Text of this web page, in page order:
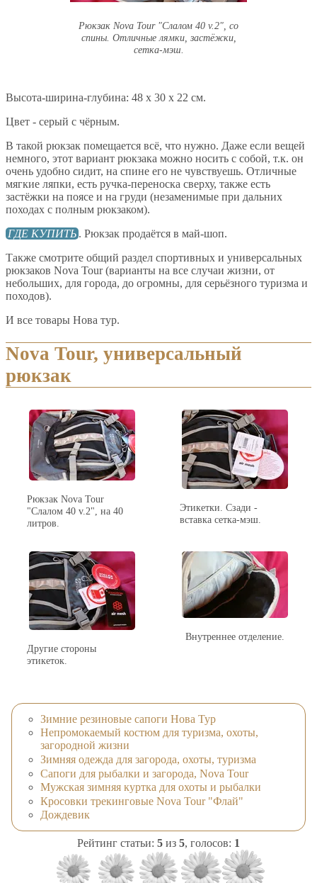
Рюкзак Nova Tour "Слалом 40 v.2", со
спины. Отличные лямки, застёжки,
сетка-мэш.
Высота-ширина-глубина: 48 х 30 х 22 см.
Цвет - серый с чёрным.
В такой рюкзак помещается всё, что нужно. Даже если вещей
немного, этот вариант рюкзака можно носить с собой, т.к. он
очень удобно сидит, на спине его не чувствуешь. Отличные
мягкие ляпки, есть ручка-переноска сверху, также есть
застёжки на поясе и на груди (незаменимые при дальних
походах с полным рюкзаком).
ГДЕ КУПИТЬ . Рюкзак продаётся в май-шоп.
Также смотрите общий раздел спортивных и универсальных
рюкзаков Nova Tour (варианты на все случаи жизни, от
небольших, для города, до огромны, для серьёзного туризма и
походов).
И все товары Нова тур.
Nova Tour, универсальный
рюкзак
Рюкзак Nova Tour
"Слалом 40 v.2", на 40
литров.
Этикетки. Сзади -
вставка сетка-мэш.
Другие стороны
этикеток.
Внутреннее отделение.
Зимние резиновые сапоги Нова Тур
Непромокаемый костюм для туризма, охоты,
загородной жизни
Зимняя одежда для загорода, охоты, туризма
Сапоги для рыбалки и загорода, Nova Tour
Мужская зимняя куртка для охоты и рыбалки
Кросовки трекинговые Nova Tour "Флай"
Дождевик
Рейтинг статьи: 5 из 5, голосов: 1